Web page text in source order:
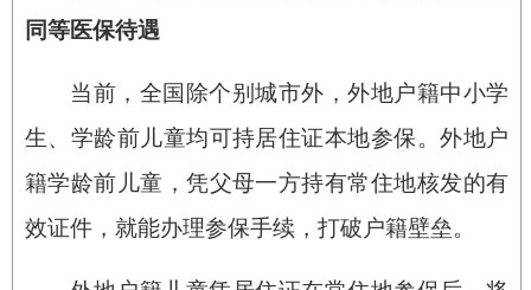
同等医保待遇
当前，全国除个别城市外，外地户籍中小学
生、学龄前儿童均可持居住证本地参保。外地户
籍学龄前儿童，凭父母一方持有常住地核发的有
效证件，就能办理参保手续，打破户籍壁垒。